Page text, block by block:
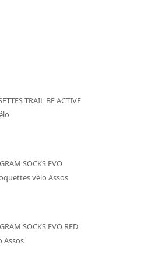
TRAIL BE ACTIVE
SOCKS EVO
vélo Assos
SOCKS EVO RED
Assos